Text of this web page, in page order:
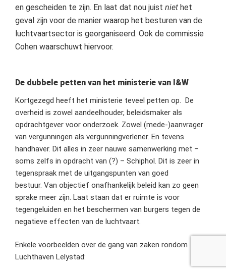
en gescheiden te zijn. En laat dat nou juist niet het
geval zijn voor de manier waarop het besturen van de
luchtvaartsector is georganiseerd. Ook de commissie
Cohen waarschuwt hiervoor.
De dubbele petten van het ministerie van I&W
Kortgezegd heeft het ministerie teveel petten op. De
overheid is zowel aandeelhouder, beleidsmaker als
opdrachtgever voor onderzoek. Zowel (mede-)aanvrager
van vergunningen als vergunningverlener. En tevens
handhaver. Dit alles in zeer nauwe samenwerking met –
soms zelfs in opdracht van (?) – Schiphol. Dit is zeer in
tegenspraak met de uitgangspunten van goed
bestuur. Van objectief onafhankelijk beleid kan zo geen
sprake meer zijn. Laat staan dat er ruimte is voor
tegengeluiden en het beschermen van burgers tegen de
negatieve effecten van de luchtvaart.
Enkele voorbeelden over de gang van zaken rondom
Luchthaven Lelystad: